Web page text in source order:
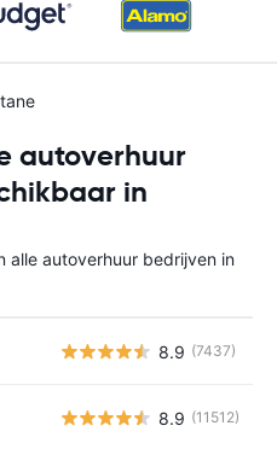
autoverhuur
in
alle autoverhuur bedrijven in
8.9 (7437)
8.9 (11512)